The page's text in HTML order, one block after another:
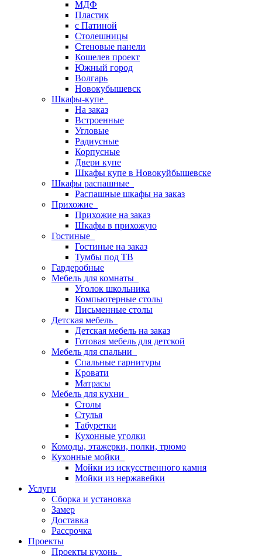
МДФ
Пластик
с Патиной
Столешницы
Стеновые панели
Кошелев проект
Южный город
Волгарь
Новокубышевск
Шкафы-купе
На заказ
Встроенные
Угловые
Радиусные
Корпусные
Двери купе
Шкафы купе в Новокуйбышевске
Шкафы распашные
Распашные шкафы на заказ
Прихожие
Прихожие на заказ
Шкафы в прихожую
Гостиные
Гостиные на заказ
Тумбы под ТВ
Гардеробные
Мебель для комнаты
Уголок школьника
Компьютерные столы
Письменные столы
Детская мебель
Детская мебель на заказ
Готовая мебель для детской
Мебель для спальни
Спальные гарнитуры
Кровати
Матрасы
Мебель для кухни
Столы
Стулья
Табуретки
Кухонные уголки
Комоды, этажерки, полки, трюмо
Кухонные мойки
Мойки из искусственного камня
Мойки из нержавейки
Услуги
Сборка и установка
Замер
Доставка
Рассрочка
Проекты
Проекты кухонь